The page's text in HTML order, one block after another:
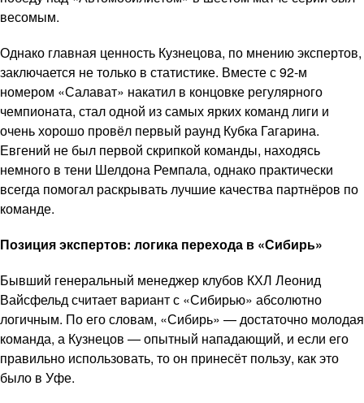
весомым.
Однако главная ценность Кузнецова, по мнению экспертов,
заключается не только в статистике. Вместе с 92-м
номером «Салават» накатил в концовке регулярного
чемпионата, стал одной из самых ярких команд лиги и
очень хорошо провёл первый раунд Кубка Гагарина.
Евгений не был первой скрипкой команды, находясь
немного в тени Шелдона Ремпала, однако практически
всегда помогал раскрывать лучшие качества партнёров по
команде.
Позиция экспертов: логика перехода в «Сибирь»
Бывший генеральный менеджер клубов КХЛ Леонид
Вайсфельд считает вариант с «Сибирью» абсолютно
логичным. По его словам, «Сибирь» — достаточно молодая
команда, а Кузнецов — опытный нападающий, и если его
правильно использовать, то он принесёт пользу, как это
было в Уфе.